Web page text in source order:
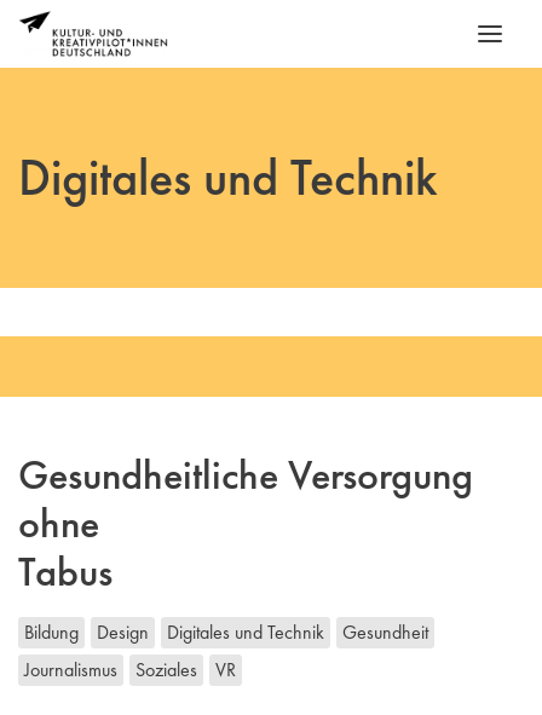
Digitales und Technik
Gesundheitliche Versorgung
ohne
Tabus
Bildung Design Digitales und Technik
Gesundheit
Journalismus
Soziales VR